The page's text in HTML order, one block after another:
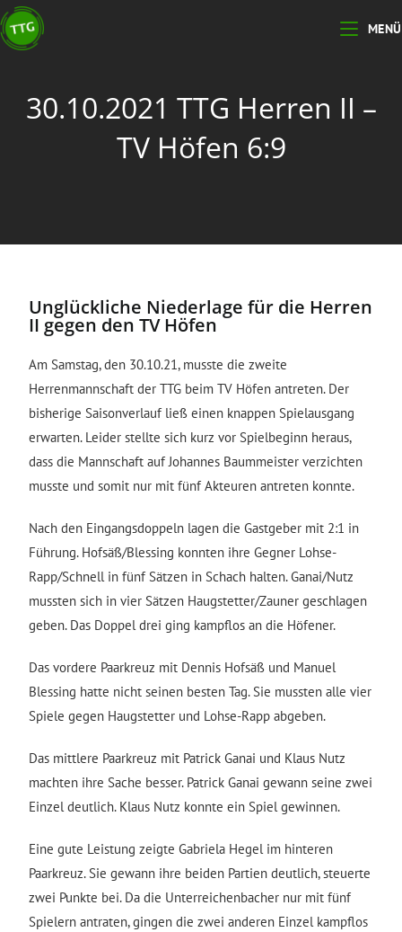
MENÜ
30.10.2021 TTG Herren II –
TV Höfen 6:9
Unglückliche Niederlage für die Herren
II gegen den TV Höfen
Am Samstag, den 30.10.21, musste die zweite
Herrenmannschaft der TTG beim TV Höfen antreten. Der
bisherige Saisonverlauf ließ einen knappen Spielausgang
erwarten. Leider stellte sich kurz vor Spielbeginn heraus,
dass die Mannschaft auf Johannes Baummeister verzichten
musste und somit nur mit fünf Akteuren antreten konnte.
Nach den Eingangsdoppeln lagen die Gastgeber mit 2:1 in
Führung. Hofsäß/Blessing konnten ihre Gegner Lohse-
Rapp/Schnell in fünf Sätzen in Schach halten. Ganai/Nutz
mussten sich in vier Sätzen Haugstetter/Zauner geschlagen
geben. Das Doppel drei ging kampflos an die Höfener.
Das vordere Paarkreuz mit Dennis Hofsäß und Manuel
Blessing hatte nicht seinen besten Tag. Sie mussten alle vier
Spiele gegen Haugstetter und Lohse-Rapp abgeben.
Das mittlere Paarkreuz mit Patrick Ganai und Klaus Nutz
machten ihre Sache besser. Patrick Ganai gewann seine zwei
Einzel deutlich. Klaus Nutz konnte ein Spiel gewinnen.
Eine gute Leistung zeigte Gabriela Hegel im hinteren
Paarkreuz. Sie gewann ihre beiden Partien deutlich, steuerte
zwei Punkte bei. Da die Unterreichenbacher nur mit fünf
Spielern antraten, gingen die zwei anderen Einzel kampflos